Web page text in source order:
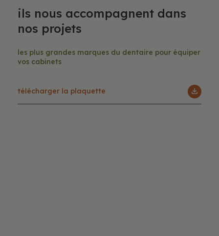
Ils nous accompagnent dans
nos projets
Les plus grandes marques du dentaire pour équiper
vos cabinets
Télécharger la plaquette